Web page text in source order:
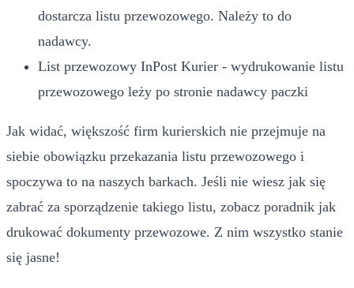
dostarcza listu przewozowego. Należy to do
nadawcy.
List przewozowy InPost Kurier - wydrukowanie listu
przewozowego leży po stronie nadawcy paczki
Jak widać, większość firm kurierskich nie przejmuje na
siebie obowiązku przekazania listu przewozowego i
spoczywa to na naszych barkach. Jeśli nie wiesz jak się
zabrać za sporządzenie takiego listu, zobacz poradnik jak
drukować dokumenty przewozowe. Z nim wszystko stanie
się jasne!